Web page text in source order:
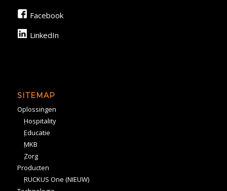
Facebook
LinkedIn
SITEMAP
Oplossingen
Hospitality
Educatie
MKB
Zorg
Producten
RUCKUS One (NIEUW)